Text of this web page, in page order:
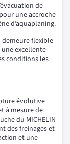
de
une accroche
d’aquaplaning.
demeure flexible
excellente
conditions les
évolutive
à mesure de
du MICHELIN
des freinages et
et une